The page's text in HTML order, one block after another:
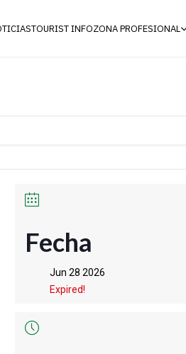
TOURIST INFOZONA PROFESIONAL
Fecha
Jun 28 2026
Expired!